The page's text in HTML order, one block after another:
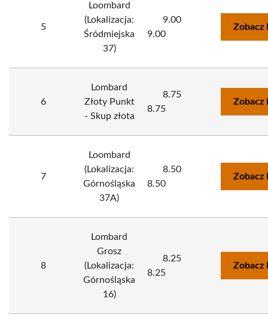
5
Loombard
(Lokalizacja:
Śródmiejska
37)
9.00
9.00
Zobacz
6
Lombard
Złoty Punkt
- Skup złota
8.75
8.75
Zobacz
7
Loombard
(Lokalizacja:
Górnośląska
37A)
8.50
8.50
Zobacz
8
Lombard
Grosz
(Lokalizacja:
Górnośląska
16)
8.25
8.25
Zobacz